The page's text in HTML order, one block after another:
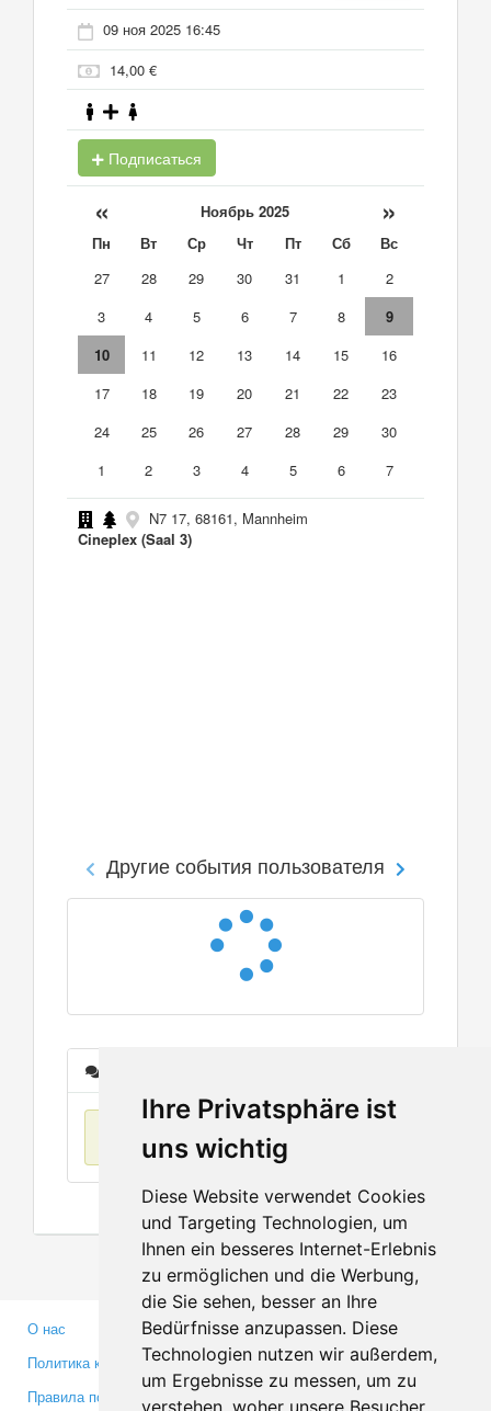
Ihre Privatsphäre ist
uns wichtig
Diese Website verwendet Cookies
und Targeting Technologien, um
Ihnen ein besseres Internet-Erlebnis
zu ermöglichen und die Werbung,
die Sie sehen, besser an Ihre
Bedürfnisse anzupassen. Diese
Technologien nutzen wir außerdem,
um Ergebnisse zu messen, um zu
verstehen, woher unsere Besucher
09 ноя 2025 16:45
14,00 €
Подписаться
« Ноябрь 2025 »
Пн Вт Ср Чт Пт Сб
Вс
27
28 29 30 31 1
2
3
4 5 6 7 8
9
10
11 12 13 14 15
16
17
18 19 20 21 22
23
24
25 26 27 28 29
30
1
2 3 4 5 6 7
N7 17, 68161, Mannheim
Cineplex (Saal 3)
Другие события пользователя
Нет данных
О нас
Политика конфиденциальности
Правила пользования
Партнерам
Инвесторам